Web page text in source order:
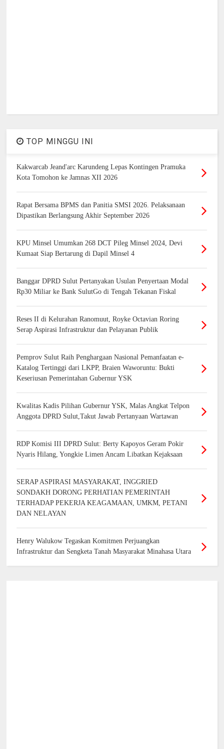
TOP MINGGU INI
Kakwarcab Jeand'arc Karundeng Lepas Kontingen Pramuka
Kota Tomohon ke Jamnas XII 2026
Rapat Bersama BPMS dan Panitia SMSI 2026. Pelaksanaan
Dipastikan Berlangsung Akhir September 2026
KPU Minsel Umumkan 268 DCT Pileg Minsel 2024, Devi
Kumaat Siap Bertarung di Dapil Minsel 4
Banggar DPRD Sulut Pertanyakan Usulan Penyertaan Modal
Rp30 Miliar ke Bank SulutGo di Tengah Tekanan Fiskal
Reses II di Kelurahan Ranomuut, Royke Octavian Roring
Serap Aspirasi Infrastruktur dan Pelayanan Publik
Pemprov Sulut Raih Penghargaan Nasional Pemanfaatan e-
Katalog Tertinggi dari LKPP, Braien Waworuntu: Bukti
Keseriusan Pemerintahan Gubernur YSK
Kwalitas Kadis Pilihan Gubernur YSK, Malas Angkat Telpon
Anggota DPRD Sulut,Takut Jawab Pertanyaan Wartawan
RDP Komisi III DPRD Sulut: Berty Kapoyos Geram Pokir
Nyaris Hilang, Yongkie Limen Ancam Libatkan Kejaksaan
SERAP ASPIRASI MASYARAKAT, INGGRIED
SONDAKH DORONG PERHATIAN PEMERINTAH
TERHADAP PEKERJA KEAGAMAAN, UMKM, PETANI
DAN NELAYAN
Henry Walukow Tegaskan Komitmen Perjuangkan
Infrastruktur dan Sengketa Tanah Masyarakat Minahasa Utara